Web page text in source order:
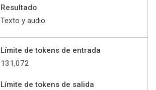
Resultado
Texto y audio
Límite de tokens de entrada
131,072
Límite de tokens de salida